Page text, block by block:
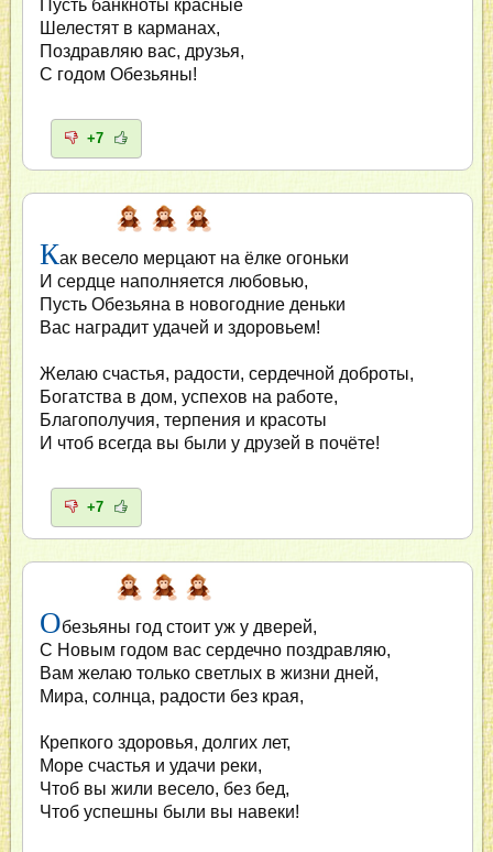
Пусть банкноты красные
Шелестят в карманах,
Поздравляю вас, друзья,
С годом Обезьяны!
+7
Как весело мерцают на ёлке огоньки
И сердце наполняется любовью,
Пусть Обезьяна в новогодние деньки
Вас наградит удачей и здоровьем!
Желаю счастья, радости, сердечной доброты,
Богатства в дом, успехов на работе,
Благополучия, терпения и красоты
И чтоб всегда вы были у друзей в почёте!
+7
Обезьяны год стоит уж у дверей,
С Новым годом вас сердечно поздравляю,
Вам желаю только светлых в жизни дней,
Мира, солнца, радости без края,
Крепкого здоровья, долгих лет,
Море счастья и удачи реки,
Чтоб вы жили весело, без бед,
Чтоб успешны были вы навеки!